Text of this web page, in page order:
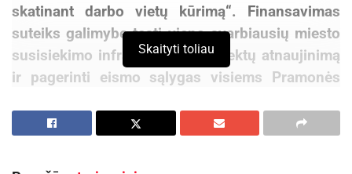
skatinant darbo vietų kūrimą“. Finansavimas
suteiks galimybę tęsti vieno svarbiausių miesto
susisiekimo infrastruktūros objektų atnaujinimą
ir pagerinti eismo sąlygas visiems Pramonės
„Pramonės gatvė yra viena svarbiausių miesto
Skaityti toliau